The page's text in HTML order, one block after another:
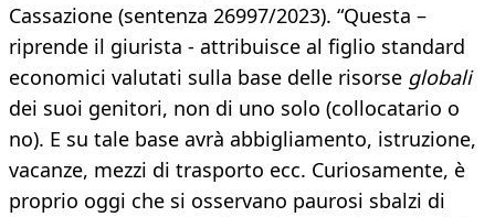
Cassazione (sentenza 26997/2023). “Questa –
riprende il giurista - attribuisce al figlio standard
economici valutati sulla base delle risorse globali
dei suoi genitori, non di uno solo (collocatario o
no). E su tale base avrà abbigliamento, istruzione,
vacanze, mezzi di trasporto ecc. Curiosamente, è
proprio oggi che si osservano paurosi sbalzi di